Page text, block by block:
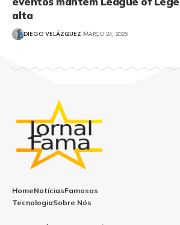
alta
DIEGO VELÁZQUEZ MARÇO 24, 2025
HomeNotíciasFamosos
TecnologiaSobre Nós